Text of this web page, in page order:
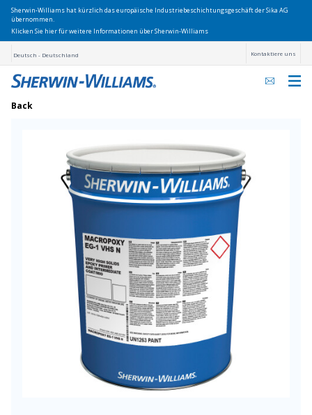
Sherwin-Williams hat kürzlich das europäische Industriebeschichtungsgeschäft der Sika AG
übernommen.
Klicken Sie hier für weitere Informationen über Sherwin-Williams
Deutsch - Deutschland Kontaktiere uns
Back